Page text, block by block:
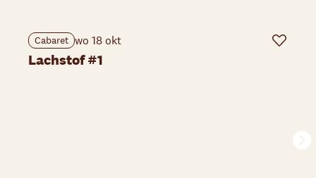
Cabaret wo 18 okt
Lachstof #1
Favoriet